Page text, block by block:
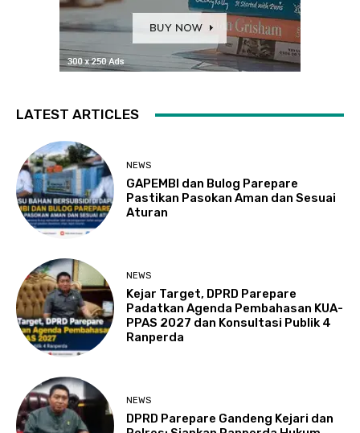
LATEST ARTICLES
NEWS
GAPEMBI dan Bulog Parepare
Pastikan Pasokan Aman dan Sesuai
Aturan
NEWS
Kejar Target, DPRD Parepare
Padatkan Agenda Pembahasan KUA-
PPAS 2027 dan Konsultasi Publik 4
Ranperda
NEWS
DPRD Parepare Gandeng Kejari dan